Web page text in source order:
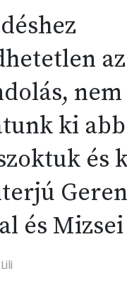
az
nem
ki
és
és Mizsei